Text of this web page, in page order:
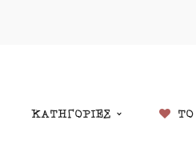
ΚΑΤΗΓΟΡΙΕΣ